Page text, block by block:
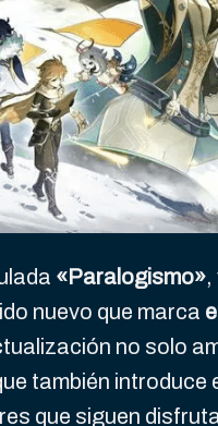
«Paralogismo»,
nuevo que marca
no solo
también introduce
que siguen